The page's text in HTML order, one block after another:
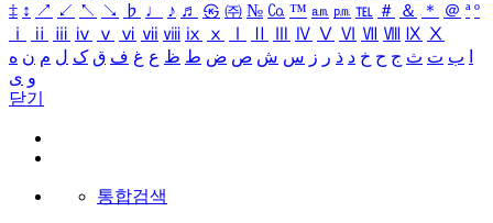
‡ ↕ ↗ ↙ ↖ ↘ ♭ ♩ ♪ ♬ ㉿ ㈜ № ㏇ ™ ㏂ ㏘ ℡ ＃ ＆ ＊ ＠ ª º
ⅰ
ⅱ ⅲ ⅳ ⅴ ⅵ ⅶ ⅷ ⅸ ⅹ Ⅳ Ⅴ Ⅵ Ⅶ Ⅷ Ⅸ Ⅹ
ب ت ث ج ح خ د ذ ر ز س ش ص ض ط ظ ع غ ف ق ک ل م ن ه
و ی
닫기
통합검색